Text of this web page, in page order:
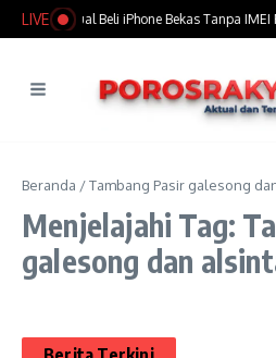
Lewati ke konten
LIVE
​Marak Jual Beli iPhone Bekas Tanpa IMEI
Beranda /Tambang Pasir galesong
Menjelajahi Tag:
galesong dan